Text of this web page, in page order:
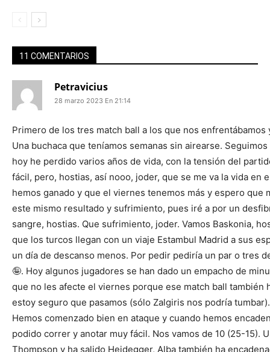
11 COMENTARIOS
Petravicius
28 marzo 2023 En 21:14
Primero de los tres match ball a los que nos enfrentábamos
Una buchaca que teníamos semanas sin airearse.
hoy he perdido varios años de vida, con la tensión del
fácil, pero, hostias, así nooo, joder, que se me va la vida en
hemos ganado y que el viernes tenemos más y espero que
este mismo resultado y sufrimiento, pues iré a por un
sangre, hostias. Que sufrimiento, joder. Vamos Baskonia,
que los turcos llegan con un viaje Estambul Madrid a sus
un día de descanso menos. Por pedir pediría un par o tres
🤪. Hoy algunos jugadores se han dado un empacho de
que no les afecte el viernes porque ese match ball también
estoy seguro que pasamos (sólo Zalgiris nos podría
Hemos comenzado bien en ataque y cuando hemos
podido correr y anotar muy fácil. Nos vamos de 10 (25-15).
Thompson y ha salido Heidegger, Alba también ha